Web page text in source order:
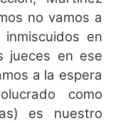
no vamos a
en
jueces en ese
a la espera
como
es nuestro